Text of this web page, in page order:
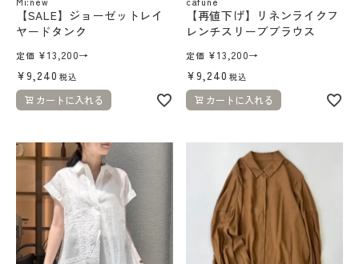
【SALE】ジョーゼットレイ
ヤードタンク
定価 ¥13,200→
¥9,240 税込
カートに入れる
【再値下げ】リネンライクフ
レンチスリーブブラウス
定価 ¥13,200→
¥9,240 税込
カートに入れる